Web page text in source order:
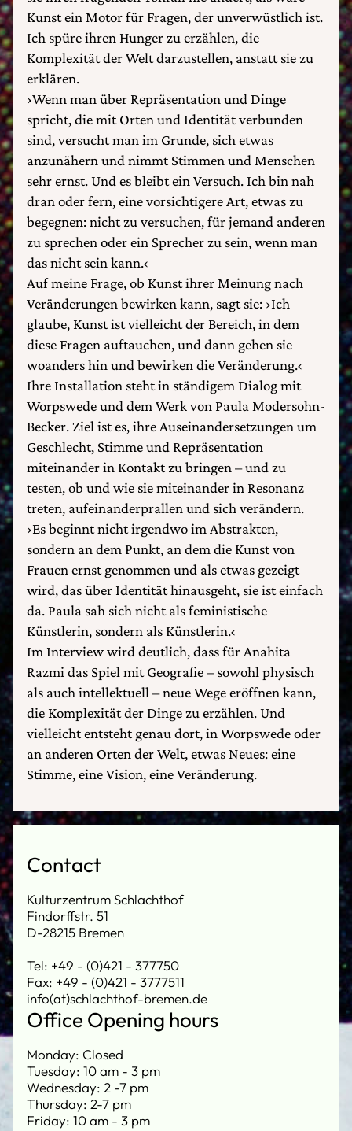
Kunst ein Motor für Fragen, der unverwüstlich ist.
Ich spüre ihren Hunger zu erzählen, die
Komplexität der Welt darzustellen, anstatt sie zu
erklären.
›Wenn man über Repräsentation und Dinge
spricht, die mit Orten und Identität verbunden
sind, versucht man im Grunde, sich etwas
anzunähern und nimmt Stimmen und Menschen
sehr ernst. Und es bleibt ein Versuch. Ich bin nah
dran oder fern, eine vorsichtigere Art, etwas zu
begegnen: nicht zu versuchen, für jemand anderen
zu sprechen oder ein Sprecher zu sein, wenn man
das nicht sein kann.‹
Auf meine Frage, ob Kunst ihrer Meinung nach
Veränderungen bewirken kann, sagt sie: ›Ich
glaube, Kunst ist vielleicht der Bereich, in dem
diese Fragen auftauchen, und dann gehen sie
woanders hin und bewirken die Veränderung.‹
Ihre Installation steht in ständigem Dialog mit
Worpswede und dem Werk von Paula Modersohn-
Becker. Ziel ist es, ihre Auseinandersetzungen um
Geschlecht, Stimme und Repräsentation
miteinander in Kontakt zu bringen – und zu
testen, ob und wie sie miteinander in Resonanz
treten, aufeinanderprallen und sich verändern.
›Es beginnt nicht irgendwo im Abstrakten,
sondern an dem Punkt, an dem die Kunst von
Frauen ernst genommen und als etwas gezeigt
wird, das über Identität hinausgeht, sie ist einfach
da. Paula sah sich nicht als feministische
Künstlerin, sondern als Künstlerin.‹
Im Interview wird deutlich, dass für Anahita
Razmi das Spiel mit Geografie – sowohl physisch
als auch intellektuell – neue Wege eröffnen kann,
die Komplexität der Dinge zu erzählen. Und
vielleicht entsteht genau dort, in Worpswede oder
an anderen Orten der Welt, etwas Neues: eine
Stimme, eine Vision, eine Veränderung.
Contact
Kulturzentrum Schlachthof
Findorffstr. 51
D-28215 Bremen
Tel: +49 - (0)421 - 377750
Fax: +49 - (0)421 - 3777511
info(at)schlachthof-bremen.de
Office Opening hours
Monday: Closed
Tuesday: 10 am - 3 pm
Wednesday: 2 -7 pm
Thursday: 2-7 pm
Friday: 10 am - 3 pm